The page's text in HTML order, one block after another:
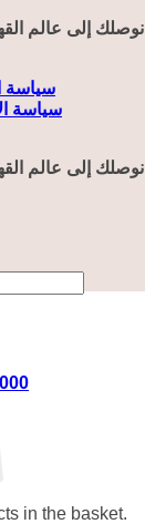
نوصلك إلى عالم
سياسة
سياسة
نوصلك إلى عالم
in the basket.